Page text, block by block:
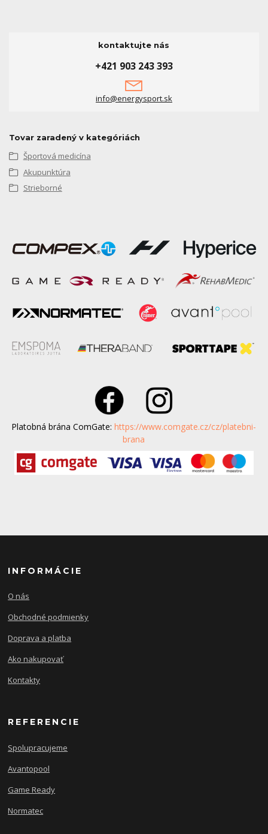
kontaktujte nás
+421 903 243 393
info@energysport.sk
Tovar zaradený v kategóriách
Športová medicína
Akupunktúra
Strieborné
Platobná brána ComGate:https://www.comgate.cz/cz/platebni-
brana
INFORMÁCIE
O nás
Obchodné podmienky
Doprava a platba
Ako nakupovať
Kontakty
REFERENCIE
Spolupracujeme
Avantopool
Game Ready
Normatec